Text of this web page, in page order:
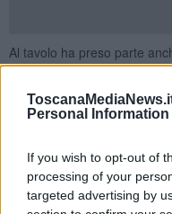
Personal Information
If you wish to opt-out of
processing of your
targeted advertising by
Al tavolo ha preso parte
assistito dai propri legali in
Magona, oltre agli avvocati
Greensil.
"Ci attendiamo ora - ha
Made in Italy
Adolfo Urso
trasferimento della
consentire